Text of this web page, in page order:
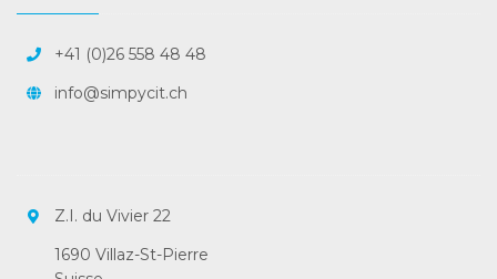
+41 (0)26 558 48 48
info@simpycit.ch
Z.I. du Vivier 22
1690 Villaz-St-Pierre